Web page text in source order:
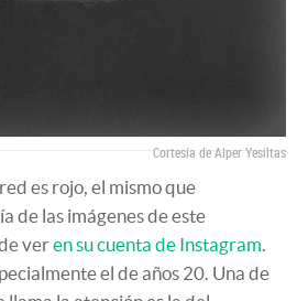
Cortesía de Alper Yesiltas
es rojo, el mismo que
de las imágenes de este
veren su cuenta de Instagram.
el de años 20. Una de